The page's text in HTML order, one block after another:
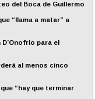
del Boca de Guillermo
“llama a matar” a
para el
al menos cinco
“hay que terminar